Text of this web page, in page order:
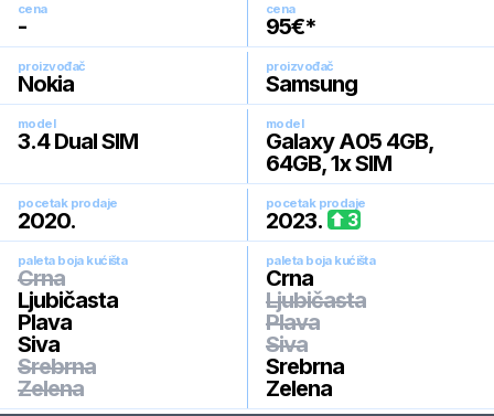
cena
-
cena
95€*
proizvođač
Nokia
proizvođač
Samsung
model
3.4 Dual SIM
model
Galaxy A05 4GB,
64GB, 1x SIM
pocetak prodaje
2020.
pocetak prodaje
2023. 3
paleta boja kućišta
Crna
Ljubičasta
Plava
Siva
Srebrna
Zelena
paleta boja kućišta
Crna
Ljubičasta
Plava
Siva
Srebrna
Zelena